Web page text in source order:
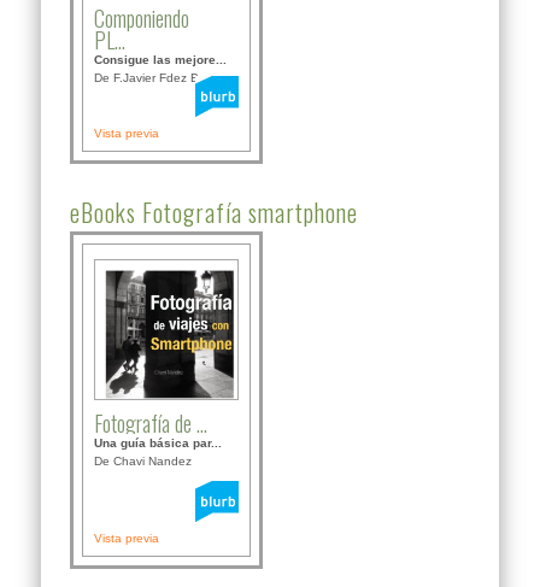
Componiendo
PL...
Consigue las mejore...
De F.Javier Fdez Bor...
Vista previa
eBooks Fotografía smartphone
Fotografía de ...
Una guía básica par...
De Chavi Nandez
Vista previa